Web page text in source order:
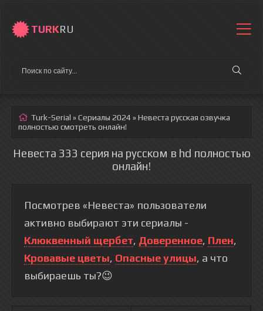
TURKRU
Turk-Serial »Сериалы 2024 » Невеста русская озвучка
полностью смотреть онлайн!
Невеста 333 серия на русском в hd полностью
онлайн!
Посмотрев «Невеста» пользователи
активно выбирают эти сериалы -
Клюквенный щербет, Доверенное, Плен,
Кровавые цветы, Опасные улицы, а что
выбираешь ты?😉